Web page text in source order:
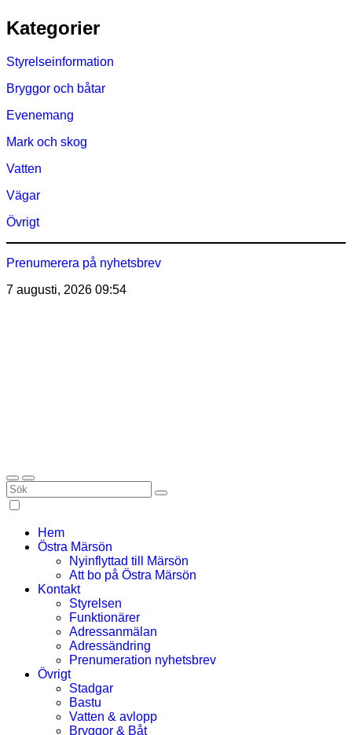
Hoppa
till
Kategorier
Styrelseinformation
Bryggor och båtar
Evenemang
Mark och skog
Vatten
Vägar
Övrigt
Prenumerera på nyhetsbrev
7 augusti, 2026 09:54
Hem
Östra Märsön
Nyinflyttad till Märsön
Att bo på Östra Märsön
Kontakt
Styrelsen
Funktionärer
Adressanmälan
Adressändring
Prenumeration nyhetsbrev
Övrigt
Stadgar
Bastu
Vatten & avlopp
Bryggor & Båt